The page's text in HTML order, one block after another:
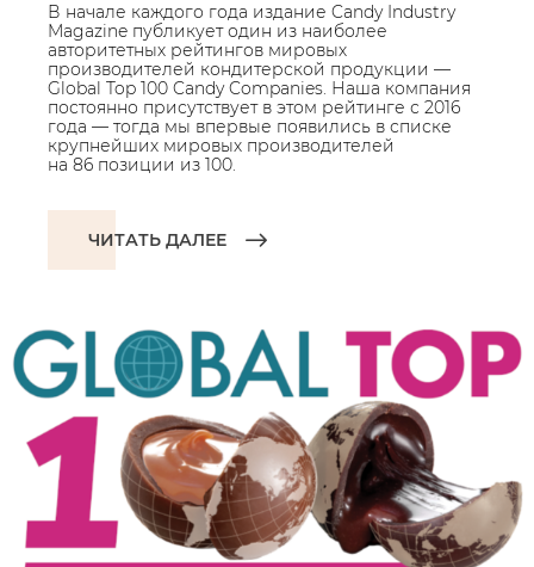
В начале каждого года издание Candy Industry
Magazine публикует один из наиболее
авторитетных рейтингов мировых
производителей кондитерской продукции —
Global Top 100 Candy Companies. Наша компания
постоянно присутствует в этом рейтинге с 2016
года — тогда мы впервые появились в списке
крупнейших мировых производителей
на 86 позиции из 100.
ЧИТАТЬ ДАЛЕЕ